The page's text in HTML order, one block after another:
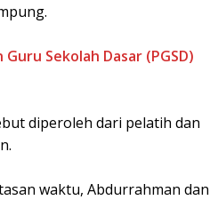
Sekolah Dasar (PGSD)
diperoleh dari pelatih dan
waktu, Abdurrahman dan